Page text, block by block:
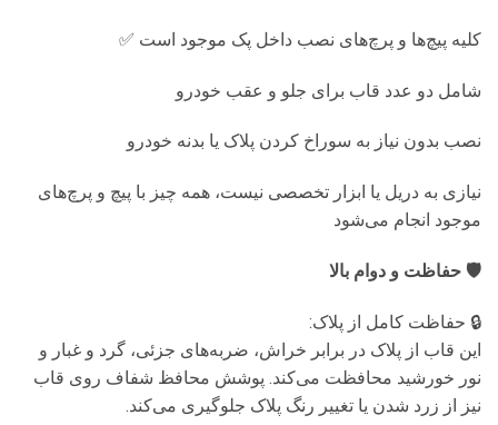
کلیه پیچ‌ها و پرچ‌های نصب داخل پک موجود است ✅
شامل دو عدد قاب برای جلو و عقب خودرو
نصب بدون نیاز به سوراخ کردن پلاک یا بدنه خودرو
نیازی به دریل یا ابزار تخصصی نیست، همه چیز با پیچ و پرچ‌های
موجود انجام می‌شود
🛡️ حفاظت و دوام بالا
🔒 حفاظت کامل از پلاک:
این قاب از پلاک در برابر خراش، ضربه‌های جزئی، گرد و غبار و
نور خورشید محافظت می‌کند. پوشش محافظ شفاف روی قاب
نیز از زرد شدن یا تغییر رنگ پلاک جلوگیری می‌کند.